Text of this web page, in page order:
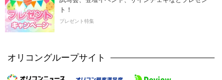
ト！
プレゼント特集
オリコングループサイト